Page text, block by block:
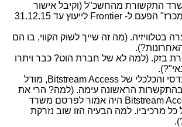
התקשורת מהחשכ"ל (וקיבל אישור
החשכ"ל) ב"פטור ממכרז" הפעם ל- Frontier לייעוץ עד 31.12.15
בטלוויזיה. (מה זה שייך לשוק הקווי, בו הם
בזק. (למה לא של חברת הוט? כבר ויתרו
. פיתוח המודל ההנדסי והכלכלי של Bitstream Access, מודל
שהוצג ע"י Frontier בהתקשרות הראשונה עימה. (למה? הרי את
תיק השירות של Bitstream Access היה אמור לפרסם משרד
מרכיביו. למה הבעיה הזו שוב נזרקת